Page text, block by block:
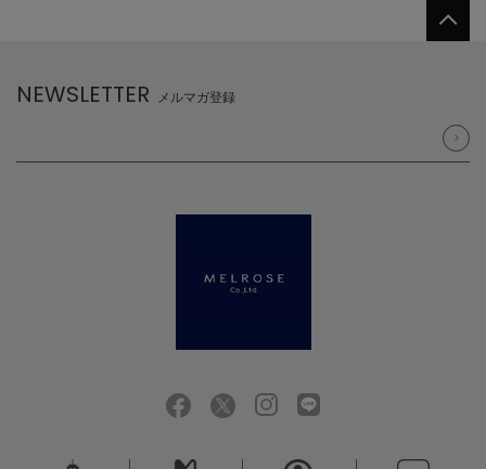
NEWSLETTER メルマガ登録